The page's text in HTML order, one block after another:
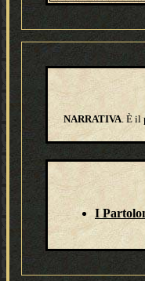
NARRATIVA. È il
I